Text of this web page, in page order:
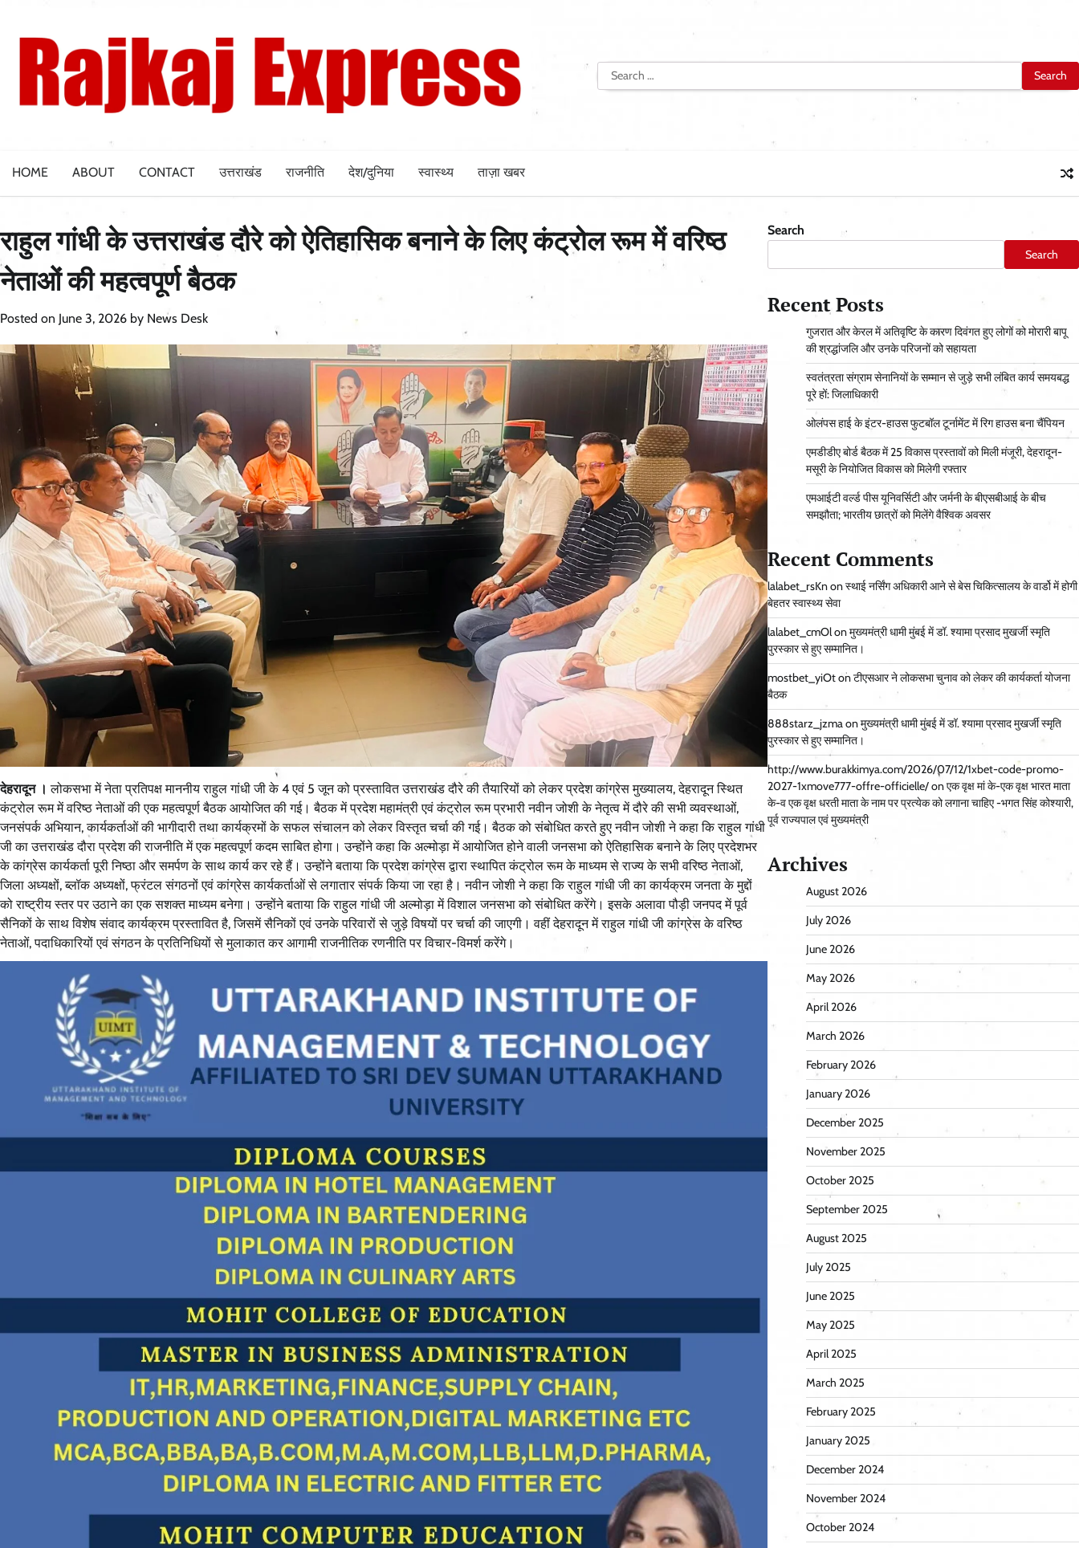
content
Search
for:
HOME ABOUT CONTACT उत्तराखंड राजनीति देश/दुनिया स्वास्थ्य ताज़ा खबर
राहुल गांधी के उत्तराखंड दौरे को ऐतिहासिक बनाने के लिए कंट्रोल रूम में वरिष्ठ
नेताओं की महत्वपूर्ण बैठक
Posted on June 3, 2026 by News Desk
देहरादून । लोकसभा में नेता प्रतिपक्ष माननीय राहुल गांधी जी के 4 एवं 5 जून को प्रस्तावित उत्तराखंड दौरे की तैयारियों को लेकर प्रदेश कांग्रेस मुख्यालय, देहरादून स्थित
कंट्रोल रूम में वरिष्ठ नेताओं की एक महत्वपूर्ण बैठक आयोजित की गई। बैठक में प्रदेश महामंत्री एवं कंट्रोल रूम प्रभारी नवीन जोशी के नेतृत्व में दौरे की सभी व्यवस्थाओं,
जनसंपर्क अभियान, कार्यकर्ताओं की भागीदारी तथा कार्यक्रमों के सफल संचालन को लेकर विस्तृत चर्चा की गई। बैठक को संबोधित करते हुए नवीन जोशी ने कहा कि राहुल गांधी
जी का उत्तराखंड दौरा प्रदेश की राजनीति में एक महत्वपूर्ण कदम साबित होगा। उन्होंने कहा कि अल्मोड़ा में आयोजित होने वाली जनसभा को ऐतिहासिक बनाने के लिए प्रदेशभर
के कांग्रेस कार्यकर्ता पूरी निष्ठा और समर्पण के साथ कार्य कर रहे हैं। उन्होंने बताया कि प्रदेश कांग्रेस द्वारा स्थापित कंट्रोल रूम के माध्यम से राज्य के सभी वरिष्ठ नेताओं,
जिला अध्यक्षों, ब्लॉक अध्यक्षों, फ्रंटल संगठनों एवं कांग्रेस कार्यकर्ताओं से लगातार संपर्क किया जा रहा है। नवीन जोशी ने कहा कि राहुल गांधी जी का कार्यक्रम जनता के मुद्दों
को राष्ट्रीय स्तर पर उठाने का एक सशक्त माध्यम बनेगा। उन्होंने बताया कि राहुल गांधी जी अल्मोड़ा में विशाल जनसभा को संबोधित करेंगे। इसके अलावा पौड़ी जनपद में पूर्व
सैनिकों के साथ विशेष संवाद कार्यक्रम प्रस्तावित है, जिसमें सैनिकों एवं उनके परिवारों से जुड़े विषयों पर चर्चा की जाएगी। वहीं देहरादून में राहुल गांधी जी कांग्रेस के वरिष्ठ
नेताओं, पदाधिकारियों एवं संगठन के प्रतिनिधियों से मुलाकात कर आगामी राजनीतिक रणनीति पर विचार-विमर्श करेंगे।
Search
Search
Recent Posts
गुजरात और केरल में अतिवृष्टि के कारण दिवंगत हुए लोगों को मोरारी बापू
की श्रद्धांजलि और उनके परिजनों को सहायता
स्वतंत्रता संग्राम सेनानियों के सम्मान से जुड़े सभी लंबित कार्य समयबद्ध
पूरे हों: जिलाधिकारी
ओलंपस हाई के इंटर-हाउस फुटबॉल टूर्नामेंट में रिग हाउस बना चैंपियन
एमडीडीए बोर्ड बैठक में 25 विकास प्रस्तावों को मिली मंजूरी, देहरादून-
मसूरी के नियोजित विकास को मिलेगी रफ्तार
एमआईटी वर्ल्ड पीस यूनिवर्सिटी और जर्मनी के बीएसबीआई के बीच
समझौता; भारतीय छात्रों को मिलेंगे वैश्विक अवसर
Recent Comments
lalabet_rsKnonस्थाई नर्सिंग अधिकारी आने से बेस चिकित्सालय के वार्डो में होगी
बेहतर स्वास्थ्य सेवा
lalabet_cmOlonमुख्यमंत्री धामी मुंबई में डॉ. श्यामा प्रसाद मुखर्जी स्मृति
पुरस्कार से हुए सम्मानित।
mostbet_yiOtonटीएसआर ने लोकसभा चुनाव को लेकर की कार्यकर्ता योजना
बैठक
888starz_jzmaonमुख्यमंत्री धामी मुंबई में डॉ. श्यामा प्रसाद मुखर्जी स्मृति
पुरस्कार से हुए सम्मानित।
http://www.burakkimya.com/2026/07/12/1xbet-code-promo-
2027-1xmove777-offre-officielle/onएक वृक्ष मां के-एक वृक्ष भारत माता
के-व एक वृक्ष धरती माता के नाम पर प्रत्येक को लगाना चाहिए -भगत सिंह कोश्यारी,
पूर्व राज्यपाल एवं मुख्यमंत्री
Archives
August 2026
July 2026
June 2026
May 2026
April 2026
March 2026
February 2026
January 2026
December 2025
November 2025
October 2025
September 2025
August 2025
July 2025
June 2025
May 2025
April 2025
March 2025
February 2025
January 2025
December 2024
November 2024
October 2024